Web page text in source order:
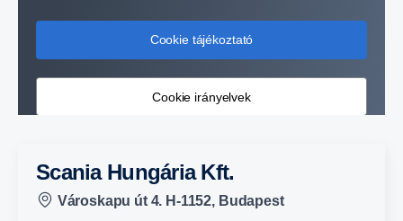
Cookie tájékoztató
Cookie irányelvek
Scania Hungária Kft.
Városkapu út 4. H-1152, Budapest